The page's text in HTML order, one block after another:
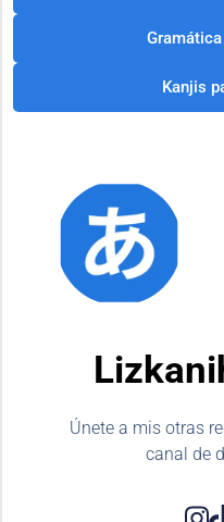
Kanjis
Únete a mis otras
canal de